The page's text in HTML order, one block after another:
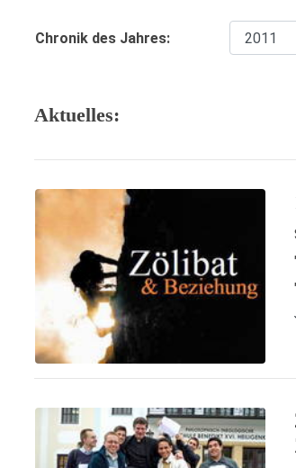
Chronik des Jahres:
Aktuelles: